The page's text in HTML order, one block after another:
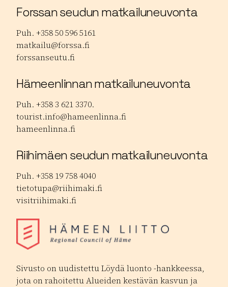
Forssan seudun matkailuneuvonta
Puh. +358 50 596 5161
matkailu@forssa.fi
forssanseutu.fi
Hämeenlinnan matkailuneuvonta
Puh. +358 3 621 3370.
tourist.info@hameenlinna.fi
hameenlinna.fi
Riihimäen seudun matkailuneuvonta
Puh. +358 19 758 4040
tietotupa@riihimaki.fi
visitriihimaki.fi
Sivusto on uudistettu Löydä luonto -hankkeessa,
jota on rahoitettu Alueiden kestävän kasvun ja